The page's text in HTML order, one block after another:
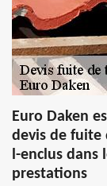
Euro Daken
devis de
l-enclus dans
prestations